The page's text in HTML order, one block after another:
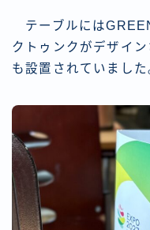
テーブルには
クトゥンクがデザイ
も設置されていました